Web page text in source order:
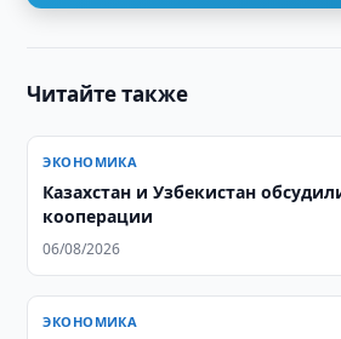
Читайте также
ЭКОНОМИКА
Казахстан и Узбекистан
кооперации
06/08/2026
ЭКОНОМИКА